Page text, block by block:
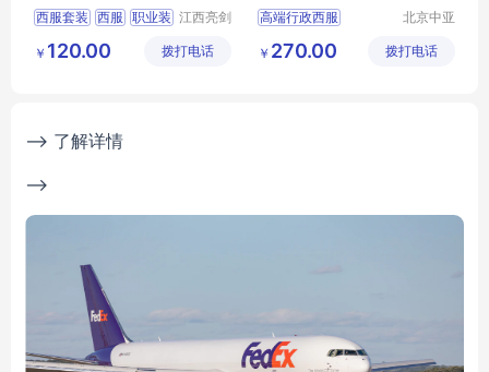
西服套装 西服 职业装 江西亮剑
公司
￥ 120.00 拨打电话
高端行政西服
商务女士职业套装
北京中亚
限公司
￥ 270.00 拨打电话
--> 了解详情
-->